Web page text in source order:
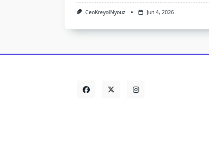
CeoKreyolNyouz Jun 4, 2026